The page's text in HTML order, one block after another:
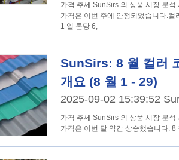
가격 추세 SunSirs 의 상품 시장 분석 시스템에 따르면, 컬러 코팅 시트
가격은 이번 주에 안정되었습니다.
1 일 톤당 6,
SunSirs: 8 월 컬러
개요 (8 월 1 - 29)
2025-09-02 15:39:52
가격 추세 SunSirs 의 상품 시장 분석 시스템에 따르면, 컬러 코팅 시트
가격은 이번 달 약간 상승했습니다.